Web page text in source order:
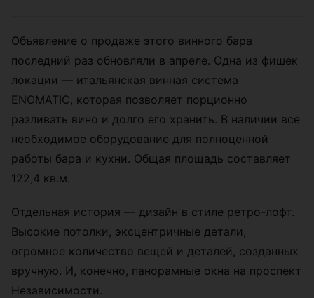
Объявление о продаже этого винного бара
последний раз обновляли в апреле. Одна из фишек
локации — итальянская винная система
ENOMATIC, которая позволяет порционно
разливать вино и долго его хранить. В наличии все
необходимое оборудование для полноценной
работы бара и кухни. Общая площадь составляет
122,4 кв.м.
Отдельная история — дизайн в стиле ретро-лофт.
Высокие потолки, эксцентричные детали,
огромное количество вещей и деталей, созданных
вручную. И, конечно, панорамные окна на проспект
Независимости.